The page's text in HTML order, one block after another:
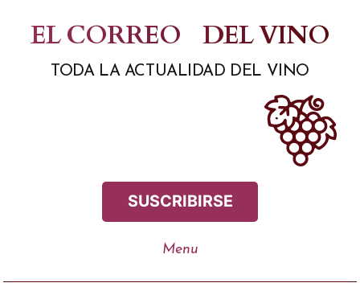
contenido
EL CORREO DEL VINO
TODA LA ACTUALIDAD DEL VINO
SUSCRIBIRSE